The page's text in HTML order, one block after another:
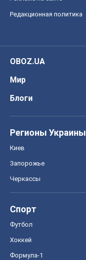
Редакционная политика
OBOZ.UA
Мир
Блоги
Регионы Украины
Киев
Запорожье
Черкассы
Спорт
Футбол
Хоккей
Формула-1